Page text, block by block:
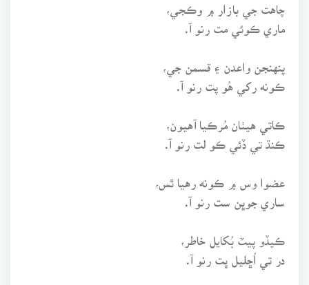
چاهت جي بازار ۾ وڪجي،
ماري ڪوئي مت رنو آ.
پنهنجن واعدن ۽ قسمن جي،
ڪونه رکي هُو پت رنو آ.
ڪاتي هيٺان مُرڪيا آهيون،
ڪنڌ تي ڏئي ڪو لت رنو آ.
عضوا وس ۾ ڪونه رهيا ٿس،
ساري جوڀن ست رنو آ.
ڪيڏو پيٽ بُکايل خاطر،
در تي اُڇليل ڀت رنو آ.